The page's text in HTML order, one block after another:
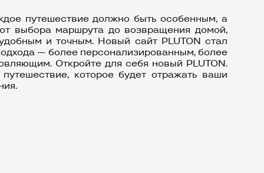
путешествие должно быть особенным, а
выбора маршрута до возвращения домой,
и точным. Новый сайт PLUTON стал
— более персонализированным, более
Откройте для себя новый PLUTON.
которое будет отражать ваши